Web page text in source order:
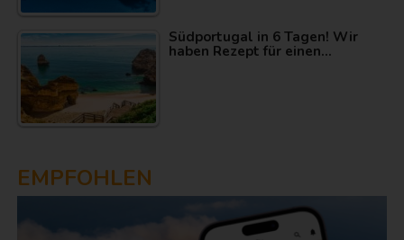
Südportugal in 6 Tagen! Wir
haben Rezept für einen…
EMPFOHLEN